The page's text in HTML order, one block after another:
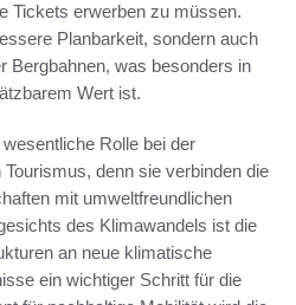
Tickets erwerben zu müssen.
Planbarkeit, sondern auch
Bergbahnen, was besonders in
Wert ist.
Rolle bei der
denn sie verbinden die
mit umweltfreundlichen
des Klimawandels ist die
an neue klimatische
ein wichtiger Schritt für die